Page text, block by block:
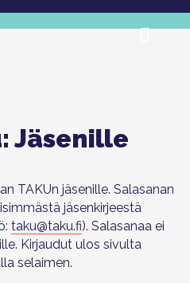
Jäsenille
TAKUn jäsenille. Salasanan
jäsenkirjeestä
taku@taku.fi). Salasanaa ei
Kirjaudut ulos sivulta
selaimen.